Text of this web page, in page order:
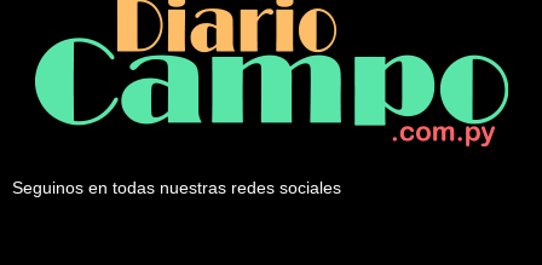
Seguinos en todas nuestras redes sociales